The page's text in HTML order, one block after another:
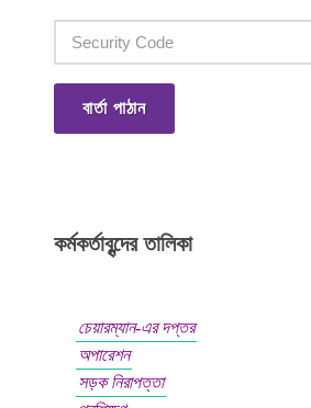
বার্তা পাঠান
কর্মকর্তাবৃন্দের তালিকা
চেয়ারম্যান-এর দপ্তর
অপারেশন
সড়ক নিরাপত্তা